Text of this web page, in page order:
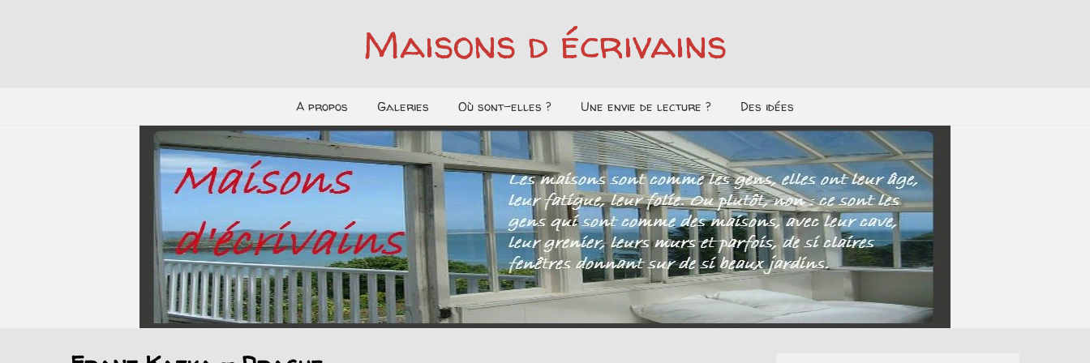
Maisons d écrivains
A propos Galeries Où sont-elles ? Une envie de lecture ? Des idées